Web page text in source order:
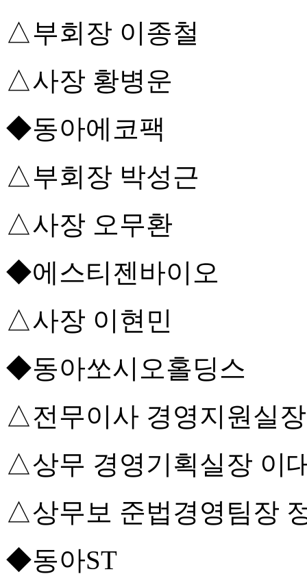
△부회장 이종철
△사장 황병운
◆동아에코팩
△부회장 박성근
△사장 오무환
◆에스티젠바이오
△사장 이현민
◆동아쏘시오홀딩스
△전무이사 경영지원실
△상무 경영기획실장 이
△상무보 준법경영팀장
◆동아ST